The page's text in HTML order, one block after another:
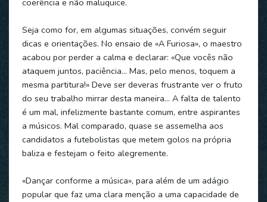
Seja como for, em algumas situações, convém seguir
dicas e orientações. No ensaio de «A Furiosa», o maestro
acabou por perder a calma e declarar: «Que vocês não
ataquem juntos, paciência… Mas, pelo menos, toquem a
mesma partitura!» Deve ser deveras frustrante ver o fruto
do seu trabalho mirrar desta maneira… A falta de talento
é um mal, infelizmente bastante comum, entre aspirantes
a músicos. Mal comparado, quase se assemelha aos
candidatos a futebolistas que metem golos na própria
baliza e festejam o feito alegremente.
«Dançar conforme a música», para além de um adágio
popular que faz uma clara menção a uma capacidade de